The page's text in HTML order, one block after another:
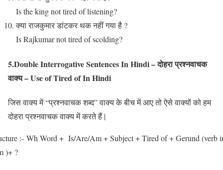
Is the king not tired of listening?
क्या राजकुमार डांटकर थक नहीं गया है ?
Is Rajkumar not tired of scolding?
5.Double Interrogative Sentences In Hindi – दोहरा प्रश्नवाचक
वाक्य – Use of Tired of In Hindi
जिस वाक्य में “प्रश्नवाचक शब्द” वाक्य के बीच में आए तो ऐसे वाक्यों को हम
दोहरा प्रश्नवाचक वाक्य में करते हैं |
:- Wh Word + Is/Are/Am + Subject + Tired of + Gerund (verb
)+ ?